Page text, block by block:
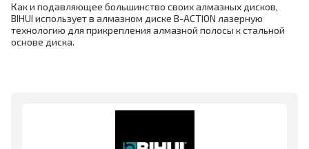
Как и подавляющее большинство своих алмазных дисков,
BIHUI использует в алмазном диске B-ACTION лазерную
технологию для прикрепления алмазной полосы к стальной
основе диска.